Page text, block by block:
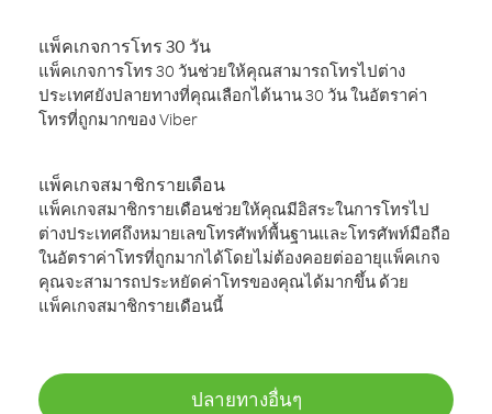
แพ็คเกจการโทร 30 วัน
แพ็คเกจการโทร 30 วันช่วยให้คุณสามารถโทรไปต่าง
ประเทศยังปลายทางที่คุณเลือกได้นาน 30 วัน ในอัตราค่า
โทรที่ถูกมากของ Viber
แพ็คเกจสมาชิกรายเดือน
แพ็คเกจสมาชิกรายเดือนช่วยให้คุณมีอิสระในการโทรไป
ต่างประเทศถึงหมายเลขโทรศัพท์พื้นฐานและโทรศัพท์มือถือ
ในอัตราค่าโทรที่ถูกมากได้โดยไม่ต้องคอยต่ออายุแพ็คเกจ
คุณจะสามารถประหยัดค่าโทรของคุณได้มากขึ้น ด้วย
แพ็คเกจสมาชิกรายเดือนนี้
ปลายทางอื่นๆ